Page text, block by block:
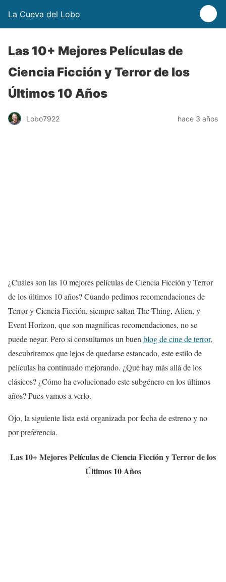
La Cueva del Lobo
Las 10+ Mejores Películas de
Ciencia Ficción y Terror de los
Últimos 10 Años
Lobo7922 hace 3 años
¿Cuáles son las 10 mejores películas de Ciencia Ficción y Terror
de los últimos 10 años? Cuando pedimos recomendaciones de
Terror y Ciencia Ficción, siempre saltan The Thing, Alien, y
Event Horizon, que son magníficas recomendaciones, no se
puede negar. Pero si consultamos un buen blog de cine de terror,
descubriremos que lejos de quedarse estancado, este estilo de
películas ha continuado mejorando. ¿Qué hay más allá de los
clásicos? ¿Cómo ha evolucionado este subgénero en los últimos
años? Pues vamos a verlo.
Ojo, la siguiente lista está organizada por fecha de estreno y no
por preferencia.
Las 10+ Mejores Películas de Ciencia Ficción y Terror de los
Últimos 10 Años